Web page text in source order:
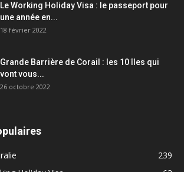
Le Working Holiday Visa : le passeport pour
une année en...
18 février 2022
Grande Barrière de Corail : les 10 îles qui
vont vous...
26 octobre 2022
239